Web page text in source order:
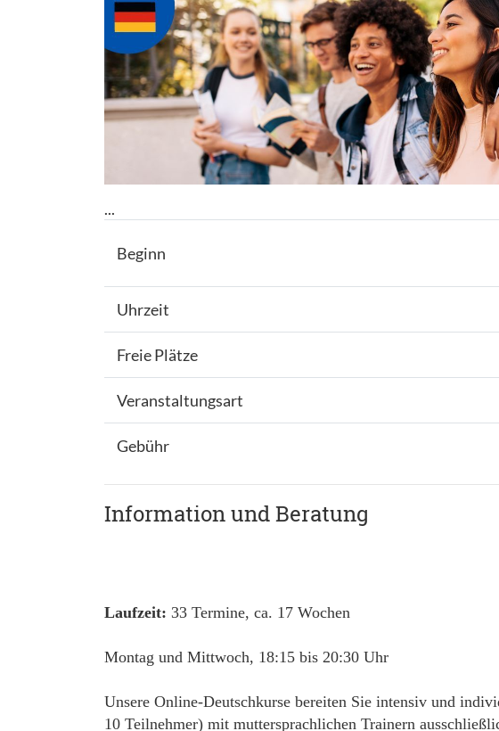
...
Beginn
Uhrzeit
Freie Plätze
Veranstaltungsart
Gebühr
Information und Beratung
Laufzeit: 33 Termine, ca. 17 Wochen
Montag und Mittwoch, 18:15 bis 20:30 Uhr
Unsere Online-Deutschkurse bereiten Sie intensiv und
10 Teilnehmer) mit muttersprachlichen Trainern